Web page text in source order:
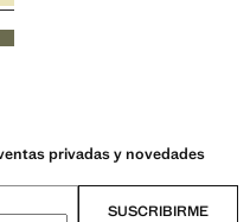
oscuro
privadas y novedades
SUSCRIBIRME